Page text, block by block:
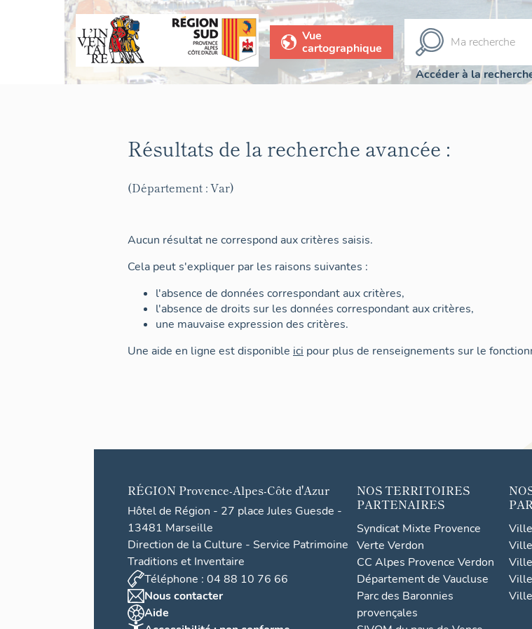
Vue
cartographique
Accéder à la
Résultats de la recherche avancée :
(Département : Var)
Aucun résultat ne correspond aux critères saisis.
Cela peut s'expliquer par les raisons suivantes :
l'absence de données correspondant aux critères,
l'absence de droits sur les données correspondant aux critères,
une mauvaise expression des critères.
Une aide en ligne est disponible ici pour plus de renseignements sur le
RÉGION Provence-Alpes-Côte d'Azur
Hôtel de Région - 27 place Jules Guesde -
13481 Marseille
Direction de la Culture - Service Patrimoine
Traditions et Inventaire
Téléphone : 04 88 10 76 66
Nous contacter
Aide
NOS TERRITOIRES
PARTENAIRES
Syndicat Mixte Provence
Verte Verdon
CC Alpes Provence Verdon
Département de Vaucluse
Parc des Baronnies
provençales